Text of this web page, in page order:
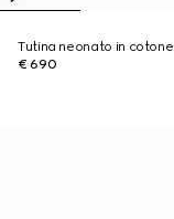
Tutina neonato in cotone
€ 690